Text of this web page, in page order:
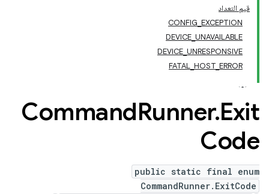
قيم التعداد
CONFIG_EXCEPTION
DEVICE_UNAVAILABLE
DEVICE_UNRESPONSIVE
FATAL_HOST_ERROR
CommandRunner.Exit
Code
public static final enum
CommandRunner.ExitCode